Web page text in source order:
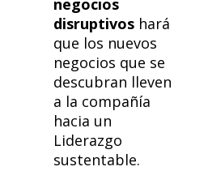
negocios
disruptivoshará
que los nuevos
negocios que se
descubran lleven
a la compañía
hacia un
Liderazgo
sustentable.